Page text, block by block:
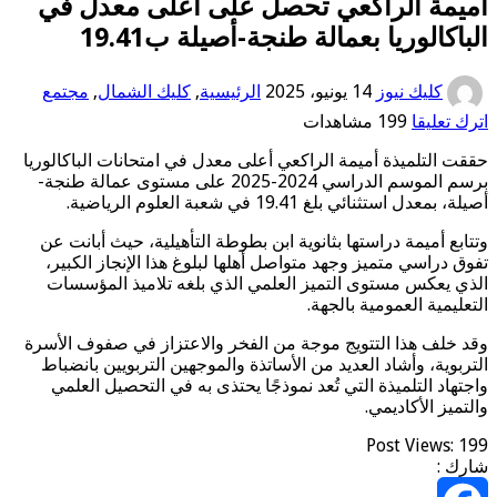
الراكعي تحصل على أعلى معدل في
بعمالة طنجة-أصيلة ب19.41
كليك نيوز 14 يونيو، 2025 الرئيسية ,كليك الشمال,مجتمع
199 مشاهدات
أميمة الراكعي أعلى معدل في امتحانات الباكالوريا
برسم الموسم الدراسي 2024-2025 على مستوى عمالة طنجة-
استثنائي بلغ 19.41 في شعبة العلوم الرياضية.
أميمة دراستها بثانوية ابن بطوطة التأهيلية، حيث أبانت عن
متميز وجهد متواصل أهلها لبلوغ هذا الإنجاز الكبير،
مستوى التميز العلمي الذي بلغه تلاميذ المؤسسات
العمومية بالجهة.
هذا التتويج موجة من الفخر والاعتزاز في صفوف الأسرة
وأشاد العديد من الأساتذة والموجهين التربويين بانضباط
التلميذة التي تُعد نموذجًا يحتذى به في التحصيل العلمي
الأكاديمي.
Post Views:
: